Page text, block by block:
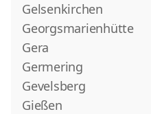
Gelsenkirchen
Georgsmarienhütte
Gera
Germering
Gevelsberg
Gießen